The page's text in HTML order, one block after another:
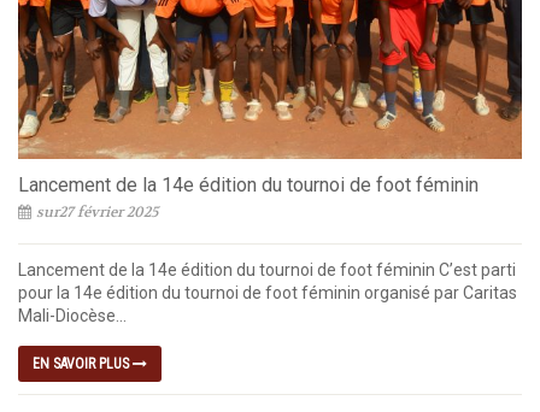
Lancement de la 14e édition du tournoi de foot féminin
sur27 février 2025
Lancement de la 14e édition du tournoi de foot féminin C’est parti
pour la 14e édition du tournoi de foot féminin organisé par Caritas
Mali-Diocèse...
EN SAVOIR PLUS